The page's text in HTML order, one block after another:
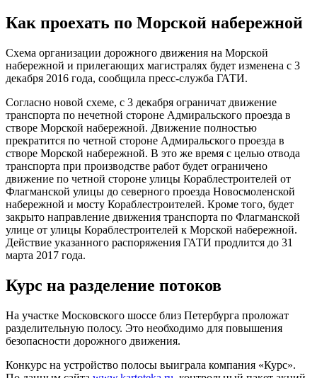
Как проехать по Морской набережной
Схема организации дорожного движения на Морской
набережной и прилегающих магистралях будет изменена с 3
декабря 2016 года, сообщила пресс-служба ГАТИ.
Согласно новой схеме, с 3 декабря ограничат движение
транспорта по нечетной стороне Адмиральского проезда в
створе Морской набережной. Движение полностью
прекратится по четной стороне Адмиральского проезда в
створе Морской набережной. В это же время с целью отвода
транспорта при производстве работ будет ограничено
движение по четной стороне улицы Кораблестроителей от
Флагманской улицы до северного проезда Новосмоленской
набережной и мосту Кораблестроителей. Кроме того, будет
закрыто направление движения транспорта по Флагманской
улице от улицы Кораблестроителей к Морской набережной.
Действие указанного распоряжения ГАТИ продлится до 31
марта 2017 года.
Курс на разделение потоков
На участке Московского шоссе близ Петербурга проложат
разделительную полосу. Это необходимо для повышения
безопасности дорожного движения.
Конкурс на устройство полосы выиграла компания «Курс».